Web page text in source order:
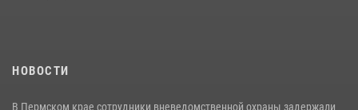
НОВОСТИ
В Пермском крае сотрудники вневедомственной охраны задержали